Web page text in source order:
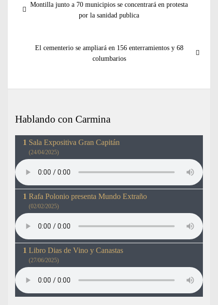
de
Entrada
Montilla junto a 70 municipios se concentrará en protesta
por la sanidad publica
Entrada
El cementerio se ampliará en 156 enterramientos y 68
columbarios
Hablando con Carmina
Sala Expositiva Gran Capitán
(24/04/2025)
Rafa Polonio presenta Mundo Extraño
(02/02/2025)
Libro Dias de Vino y Canastas
(27/06/2025)